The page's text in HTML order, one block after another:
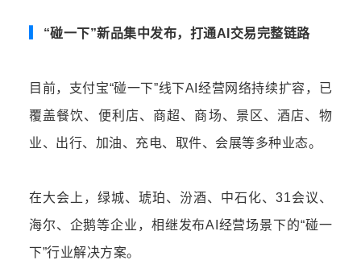
“碰一下”新品集中发布，打通AI交易完整链路
目前，支付宝“碰一下”线下AI经营网络持续扩容，已
覆盖餐饮、便利店、商超、商场、景区、酒店、物
业、出行、加油、充电、取件、会展等多种业态。
在大会上，绿城、琥珀、汾酒、中石化、31会议、
海尔、企鹅等企业，相继发布AI经营场景下的“碰一
下”行业解决方案。